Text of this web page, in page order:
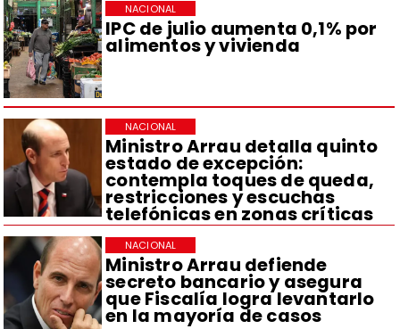
IPC de julio aumenta 0,1% por
alimentos y vivienda
NACIONAL
Ministro Arrau detalla quinto
estado de excepción:
contempla toques de queda,
restricciones y escuchas
telefónicas en zonas críticas
NACIONAL
Ministro Arrau defiende
secreto bancario y asegura
que Fiscalía logra levantarlo
en la mayoría de casos
NACIONAL